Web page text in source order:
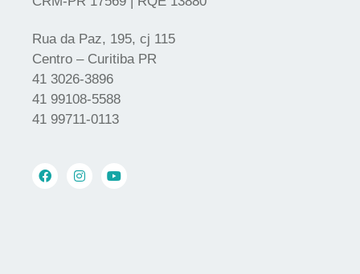
Rua da Paz, 195, cj 115
Centro – Curitiba PR
41 3026-3896
41 99108-5588
41 99711-0113